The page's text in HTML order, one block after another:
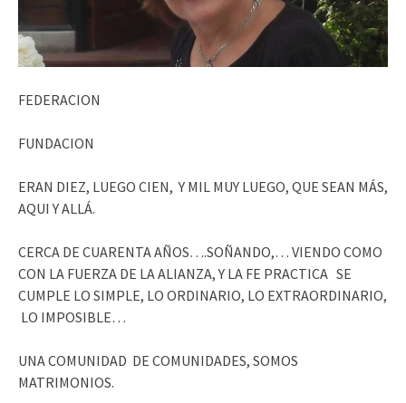
FEDERACION
FUNDACION
ERAN DIEZ, LUEGO CIEN, Y MIL MUY LUEGO, QUE SEAN MÁS,
AQUI Y ALLÁ.
CERCA DE CUARENTA AÑOS….SOÑANDO,… VIENDO COMO
CON LA FUERZA DE LA ALIANZA, Y LA FE PRACTICA SE
CUMPLE LO SIMPLE, LO ORDINARIO, LO EXTRAORDINARIO,
LO IMPOSIBLE…
UNA COMUNIDAD DE COMUNIDADES, SOMOS
MATRIMONIOS.